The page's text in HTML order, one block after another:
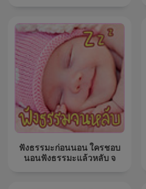
ฟังธรรมะก่อนนอน ใครชอบ
นอนฟังธรรมะแล้วหลับ จ